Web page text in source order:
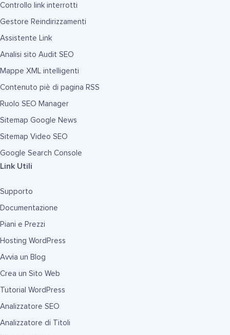
Controllo link interrotti
Gestore Reindirizzamenti
Assistente Link
Analisi sito Audit SEO
Mappe XML intelligenti
Contenuto piè di pagina RSS
Ruolo SEO Manager
Sitemap Google News
Sitemap Video SEO
Google Search Console
Link Utili
Supporto
Documentazione
Piani e Prezzi
Hosting WordPress
Avvia un Blog
Crea un Sito Web
Tutorial WordPress
Analizzatore SEO
Analizzatore di Titoli